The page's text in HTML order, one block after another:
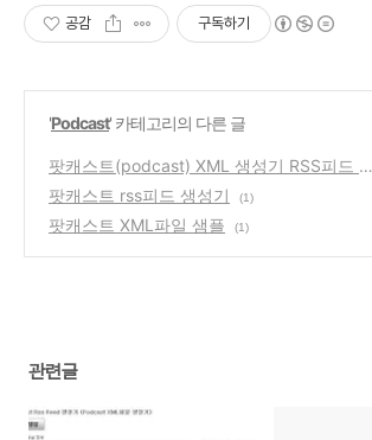
공감 구독하기
'Podcast' 카테고리의 다른 글
팟캐스트(podcast) XML 생성기 RSS피드 생
성기
(0)
팟캐스트 rss피드 생성기 (1)
팟캐스트 XML파일 샘플 (1)
관련글